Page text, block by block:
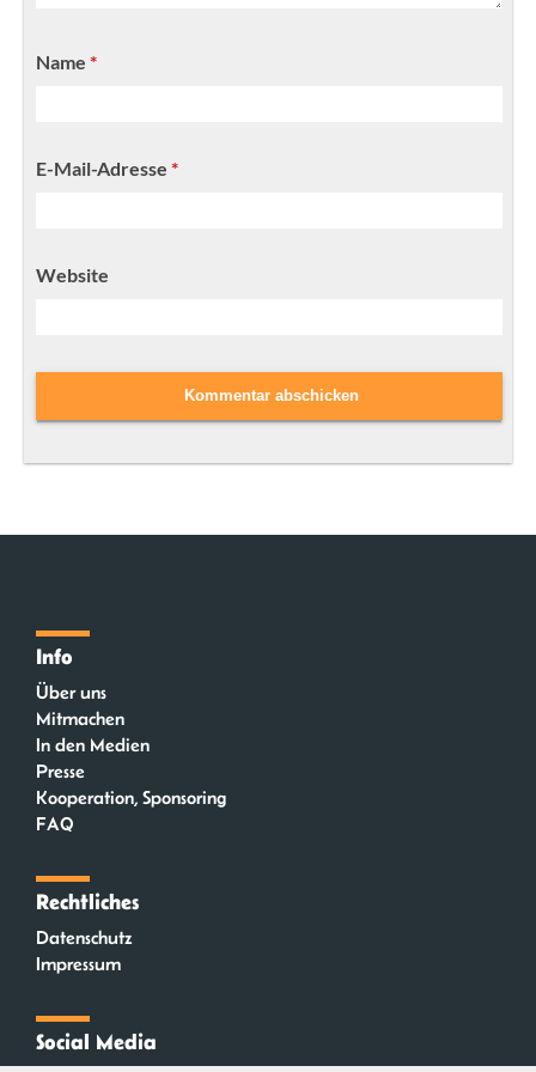
Name *
E-Mail-Adresse *
Website
Info
Über uns
Mitmachen
In den Medien
Presse
Kooperation, Sponsoring
FAQ
Rechtliches
Datenschutz
Impressum
Social Media